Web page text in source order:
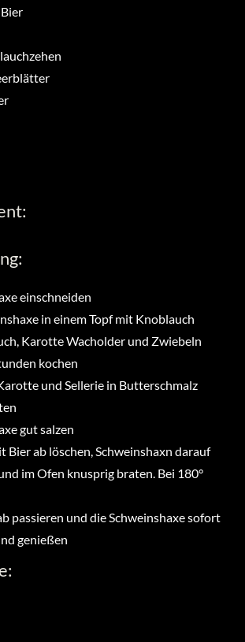
Bier
einschneiden
in einem Topf mit Knoblauch
Karotte Wacholder und Zwiebeln
kochen
und Sellerie in Butterschmalz
gut salzen
Bier ab löschen, Schweinshaxn darauf
im Ofen knusprig braten. Bei 180°
passieren und die Schweinshaxe sofort
genießen